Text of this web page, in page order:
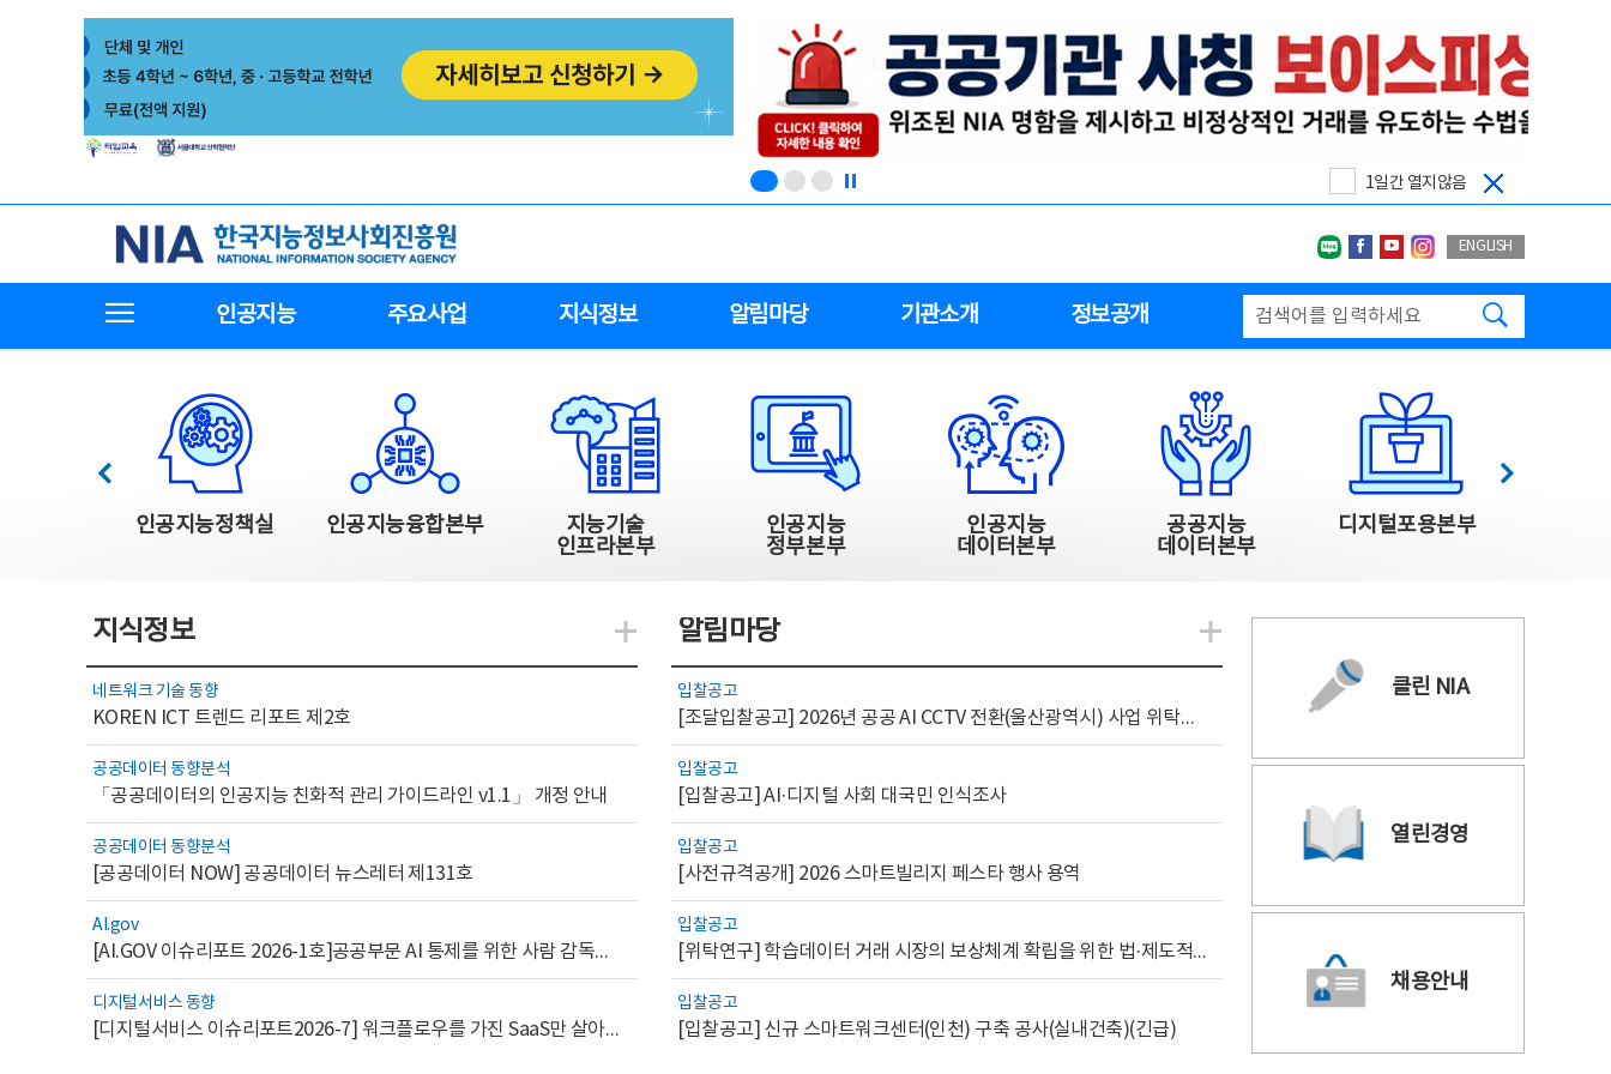
1일간 열지않음
한국지능정보사회진흥원
네이버블로그
페이스북
유투브인스타그랩
ENGLISH
인공지능 주요사업 지식정보 알림마당 기관소개 정보공개
한국지능정보사회진흥원 주요사업
인공지능정책실 인공지능융합본부
지능기술
인프라본부
인공지능
정부본부
인공지능
데이터본부
공공지능
데이터본부
디지털포용본부
이전 다음
지식정보
네트워크 기술 동향
KOREN ICT 트렌드 리포트 제2호
공공데이터 동향분석
「공공데이터의 인공지능 친화적 관리 가이드라인 v1.1」 개정 안내
공공데이터 동향분석
[공공데이터 NOW] 공공데이터 뉴스레터 제131호
AI.gov
[AI.GOV 이슈리포트 2026-1호]공공부문 AI 통제를 위한 사람 감독의 해외 사례 분석 및 시사점
디지털서비스 동향
[디지털서비스 이슈리포트2026-7] 워크플로우를 가진 SaaS만 살아남는다
지식관련 더보기
알림마당
입찰공고
[조달입찰공고] 2026년 공공 AI CCTV 전환(울산광역시) 사업 위탁감리
입찰공고
[입찰공고] AI·디지털 사회 대국민 인식조사
입찰공고
[사전규격공개] 2026 스마트빌리지 페스타 행사 용역
입찰공고
[위탁연구] 학습데이터 거래 시장의 보상체계 확립을 위한 법·제도적 검토 방안 연구
입찰공고
[입찰공고] 신규 스마트워크센터(인천) 구축 공사(실내건축)(긴급)
알림관련 더보기
클린 NIA
열린경영
채용안내